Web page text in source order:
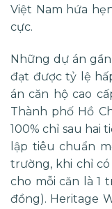
Việt Nam hứa
cực.
Những dự án
đạt được tỷ lệ
án căn hộ cao
Thành phố Hồ
100% chỉ sau hai
lập tiêu chuẩn
trường, khi chỉ
cho mỗi căn là 1
đồng). Heritage